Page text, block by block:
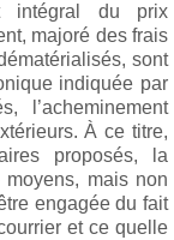
intégral du prix
majoré des frais
sont
indiquée par
l’acheminement
À ce titre,
proposés, la
mais non
engagée du fait
et ce quelle